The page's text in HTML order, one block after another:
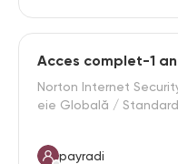
Acces complet-1
Norton Internet
eie Globală / Standard
payradi